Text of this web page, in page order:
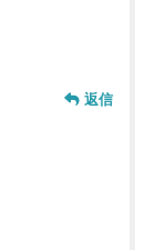
返信